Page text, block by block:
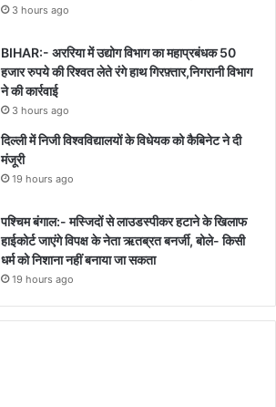
3 hours ago
BIHAR:- अररिया में उद्योग विभाग का महाप्रबंधक 50
हजार रुपये की रिश्वत लेते रंगे हाथ गिरफ़्तार,निगरानी विभाग
ने की कार्रवाई
3 hours ago
दिल्ली में निजी विश्वविद्यालयों के विधेयक को कैबिनेट ने दी
मंजूरी
19 hours ago
पश्चिम बंगाल:- मस्जिदों से लाउडस्पीकर हटाने के खिलाफ
हाईकोर्ट जाएंगे विपक्ष के नेता ऋतब्रत बनर्जी, बोले- किसी
धर्म को निशाना नहीं बनाया जा सकता
19 hours ago